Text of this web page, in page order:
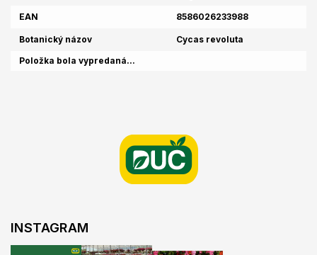
EAN 8586026233988
Botanický názov
Cycas revoluta
Položka bola vypredaná…
INSTAGRAM